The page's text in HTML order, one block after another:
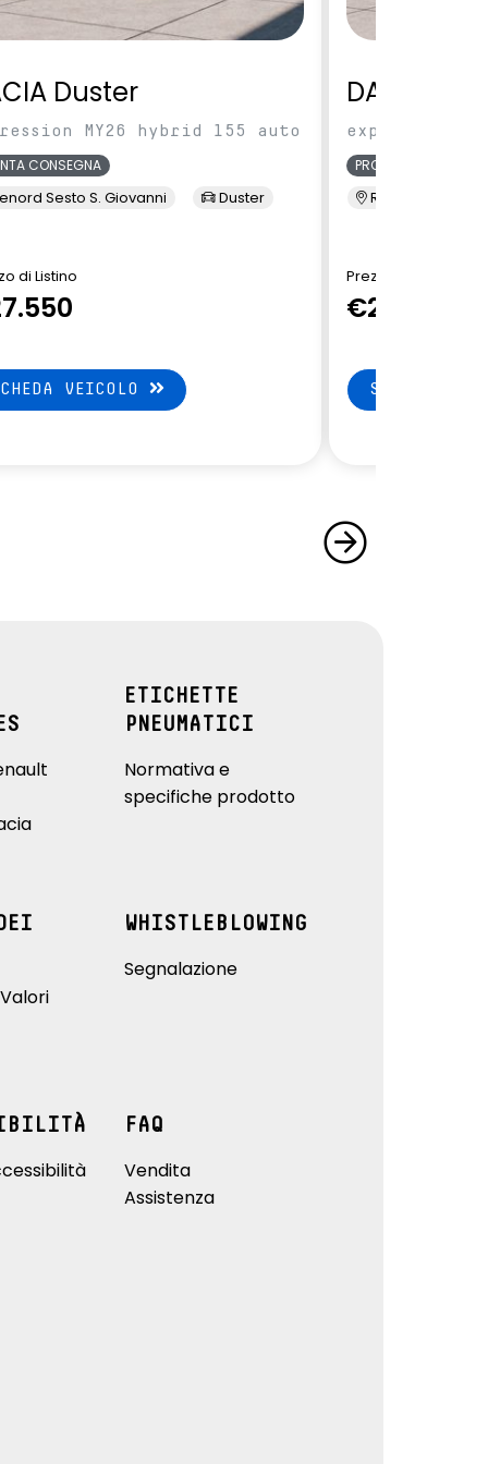
Duster
MY26 hybrid 155 auto
CONSEGNA
Sesto S. Giovanni Duster
di Listino
VEICOLO
DACIA
expression
PRONTA CONSEGNA
Renord Sesto S.
Prezzo di Listino
€27.550
SCHEDA
ETICHETTE
PNEUMATICI
Normativa e
specifiche prodotto
WHISTLEBLOWING
Segnalazione
FAQ
Vendita
Assistenza